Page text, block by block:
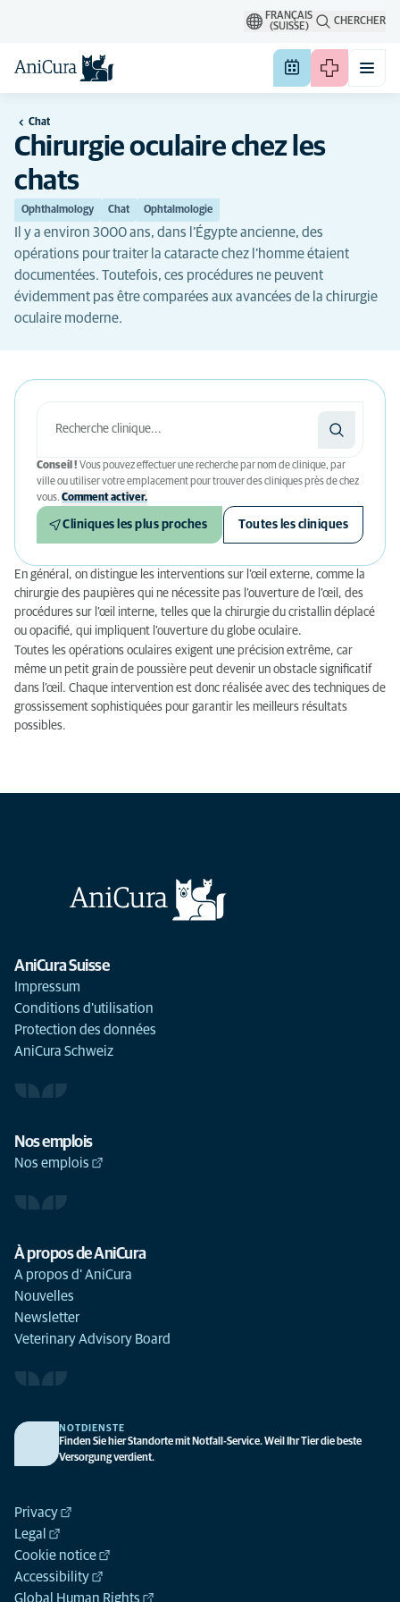
FRANÇAIS
(SUISSE)
CHERCHER
Chat
Chirurgie oculaire chez les
chats
Ophthalmology Chat Ophtalmologie
Il y a environ 3000 ans, dans l’Égypte ancienne, des
opérations pour traiter la cataracte chez l’homme étaient
documentées. Toutefois, ces procédures ne peuvent
évidemment pas être comparées aux avancées de la chirurgie
oculaire moderne.
Conseil ! Vous pouvez effectuer une recherche par nom de clinique, par
ville ou utiliser votre emplacement pour trouver des cliniques près de chez
vous. Comment activer.
Cliniques les plus proches Toutes les cliniques
En général, on distingue les interventions sur l’œil externe, comme la
chirurgie des paupières qui ne nécessite pas l’ouverture de l’œil, des
procédures sur l’œil interne, telles que la chirurgie du cristallin déplacé
ou opacifié, qui impliquent l’ouverture du globe oculaire.
Toutes les opérations oculaires exigent une précision extrême, car
même un petit grain de poussière peut devenir un obstacle significatif
dans l’œil. Chaque intervention est donc réalisée avec des techniques de
grossissement sophistiquées pour garantir les meilleurs résultats
possibles.
AniCura Suisse
Impressum
Conditions d'utilisation
Protection des données
AniCura Schweiz
Nos emplois
Nos emplois
À propos de AniCura
A propos d' AniCura
Nouvelles
Newsletter
Veterinary Advisory Board
NOTDIENSTE
Finden Sie hier Standorte mit Notfall-Service. Weil Ihr Tier die beste
Versorgung verdient.
Privacy
Legal
Cookie notice
Accessibility
Global Human Rights